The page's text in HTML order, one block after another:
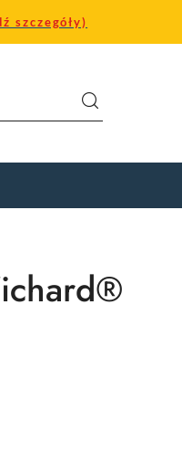
szczegóły)